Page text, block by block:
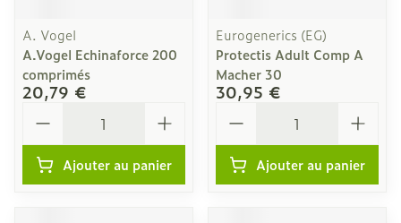
A. Vogel
A.Vogel Echinaforce 200
comprimés
20,79 €
Ajouter au panier
Eurogenerics (EG)
Protectis Adult Comp A
Macher 30
30,95 €
Ajouter au panier